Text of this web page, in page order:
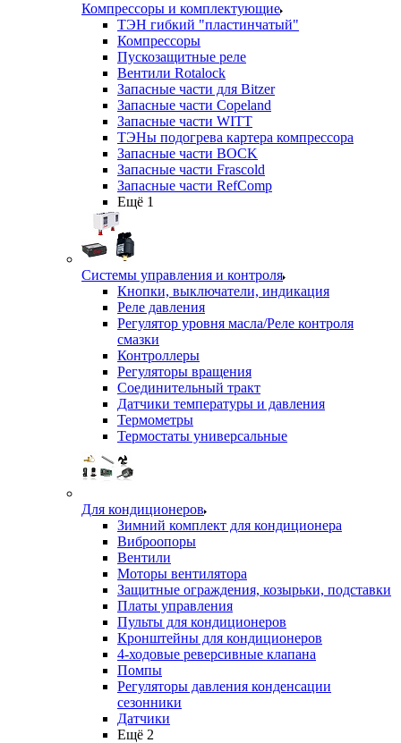
Компрессоры и комплектующие
ТЭН гибкий "пластинчатый"
Компрессоры
Пускозащитные реле
Вентили Rotalock
Запасные части для Bitzer
Запасные части Copeland
Запасные части WITT
ТЭНы подогрева картера компрессора
Запасные части BOCK
Запасные части Frascold
Запасные части RefComp
Ещё 1
Системы управления и контроля
Кнопки, выключатели, индикация
Реле давления
Регулятор уровня масла/Реле контроля
смазки
Контроллеры
Регуляторы вращения
Соединительный тракт
Датчики температуры и давления
Термометры
Термостаты универсальные
Для кондиционеров
Зимний комплект для кондиционера
Виброопоры
Вентили
Моторы вентилятора
Защитные ограждения, козырьки, подставки
Платы управления
Пульты для кондиционеров
Кронштейны для кондиционеров
4-ходовые реверсивные клапана
Помпы
Регуляторы давления конденсации
сезонники
Датчики
Ещё 2